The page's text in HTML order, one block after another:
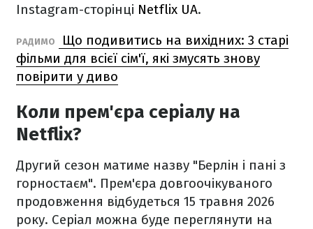
Instagram-сторінці Netflix UA.
РАДИМО
Що подивитись на вихідних: 3 старі
фільми для всієї сім'ї, які змусять знову
повірити у диво
Коли прем'єра серіалу на
Netflix?
Другий сезон матиме назву "Берлін і пані з
горностаєм". Прем'єра довгоочікуваного
продовження відбудеться 15 травня 2026
року. Серіал можна буде переглянути на